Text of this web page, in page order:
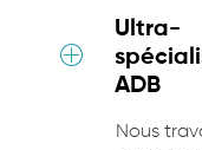
Ultra-
ADB
Nous